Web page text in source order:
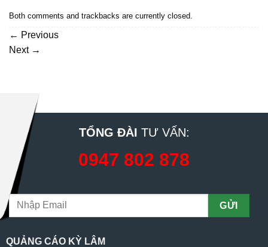
Both comments and trackbacks are currently closed.
← Previous
Next →
TỔNG ĐÀI TƯ VẤN:
0947 802 878
QUẢNG CÁO KỲ LÂM